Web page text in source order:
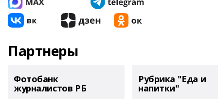
Партнеры
Фотобанк
журналистов РБ
Рубрика "Еда и
напитки"